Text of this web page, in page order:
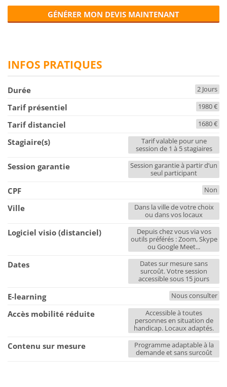
GÉNÉRER MON DEVIS MAINTENANT
INFOS PRATIQUES
Durée 2 Jours
Tarif présentiel 1980 €
Tarif distanciel 1680 €
Stagiaire(s)
Tarif valable pour une
session de 1 à 5 stagiaires
Session garantie
Session garantie à partir d’un
seul participant
CPF Non
Ville
Dans la ville de votre choix
ou dans vos locaux
Logiciel visio (distanciel)
Depuis chez vous via vos
outils préférés : Zoom, Skype
ou Google Meet...
Dates
Dates sur mesure sans
surcoût. Votre session
accessible sous 15 jours
E-learning Nous consulter
Accès mobilité réduite
Accessible à toutes
personnes en situation de
handicap. Locaux adaptés.
Contenu sur mesure
Programme adaptable à la
demande et sans surcoût